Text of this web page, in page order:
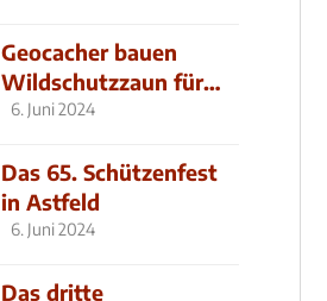
Geocacher bauen
Wildschutzzaun für
den MachMit! Wald
6. Juni 2024
Das 65. Schützenfest
in Astfeld
6. Juni 2024
Das dritte